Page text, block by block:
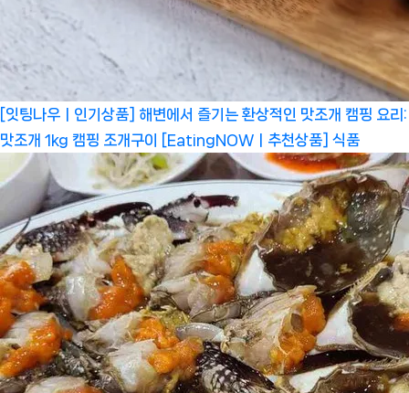
[잇팅나우ㅣ인기상품] 해변에서 즐기는 환상적인 맛조개 캠핑 요리:
맛조개 1kg 캠핑 조개구이 [EatingNOWㅣ추천상품] 식품